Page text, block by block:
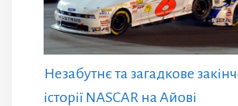
Незабутнє та загадкове
історії NASCAR на Айові